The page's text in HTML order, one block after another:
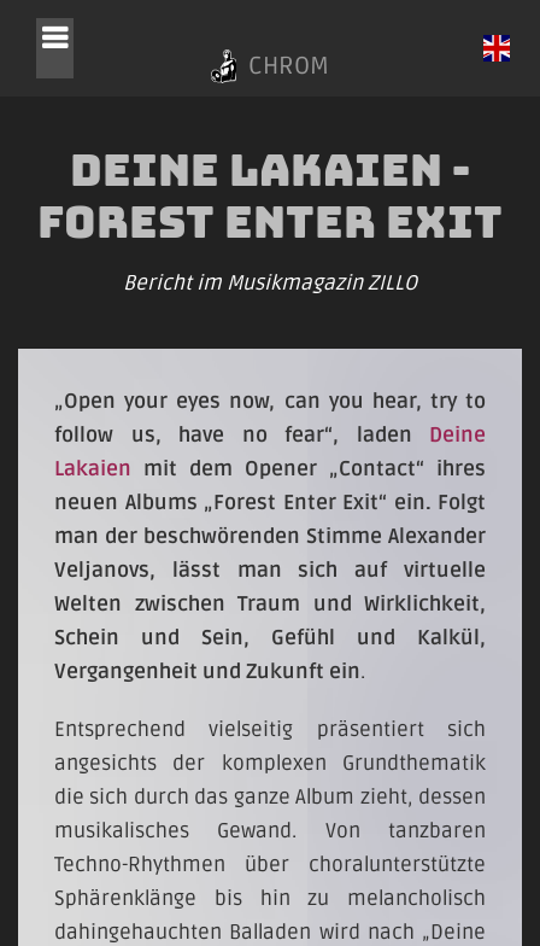
CHROM
Deine Lakaien -
Forest Enter Exit
Bericht im Musikmagazin ZILLO
„Open your eyes now, can you hear, try to
follow us, have no fear“, laden Deine
Lakaien mit dem Opener „Contact“ ihres
neuen Albums „Forest Enter Exit“ ein. Folgt
man der beschwörenden Stimme Alexander
Veljanovs, lässt man sich auf virtuelle
Welten zwischen Traum und Wirklichkeit,
Schein und Sein, Gefühl und Kalkül,
Vergangenheit und Zukunft ein.
Entsprechend vielseitig präsentiert sich
angesichts der komplexen Grundthematik
die sich durch das ganze Album zieht, dessen
musikalisches Gewand. Von tanzbaren
Techno-Rhythmen über choralunterstützte
Sphärenklänge bis hin zu melancholisch
dahingehauchten Balladen wird nach „Deine